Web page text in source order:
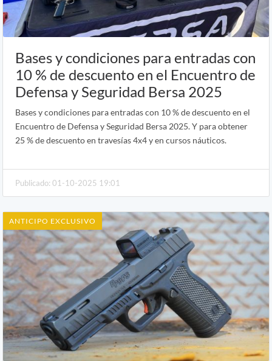
Bases y condiciones para entradas con
10 % de descuento en el Encuentro de
Defensa y Seguridad Bersa 2025
Bases y condiciones para entradas con 10 % de descuento en el
Encuentro de Defensa y Seguridad Bersa 2025. Y para obtener
25 % de descuento en travesías 4x4 y en cursos náuticos.
Publicado: 01-10-2025 19:01
ANTICIPO EXCLUSIVO